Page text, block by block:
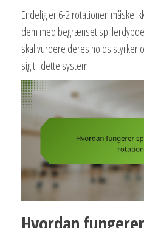
Endelig er 6-2 rotationen måske
dem med begrænset
skal vurdere deres holds styrker
sig til dette system.